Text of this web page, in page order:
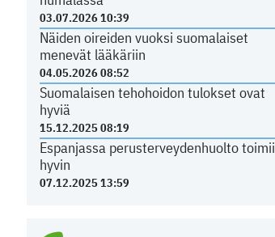
03.07.2026 10:39
Näiden oireiden vuoksi suomalaiset
menevät lääkäriin
04.05.2026 08:52
Suomalaisen tehohoidon tulokset ovat
hyviä
15.12.2025 08:19
Espanjassa perusterveydenhuolto toimii
hyvin
07.12.2025 13:59